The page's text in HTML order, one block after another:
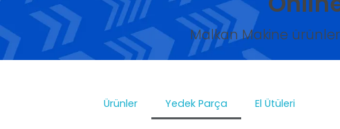
Malkan Makine
Ürünler Yedek Parça El Ütüleri